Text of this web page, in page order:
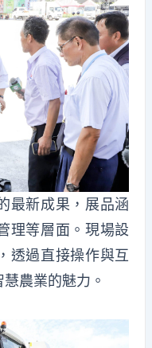
最新成果，展品涵
理等層面。現場設
透過直接操作與互
農業的魅力。